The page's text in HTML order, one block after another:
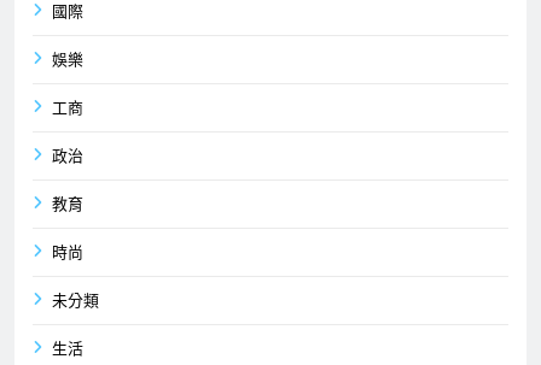
國際
娛樂
工商
政治
教育
時尚
未分類
生活